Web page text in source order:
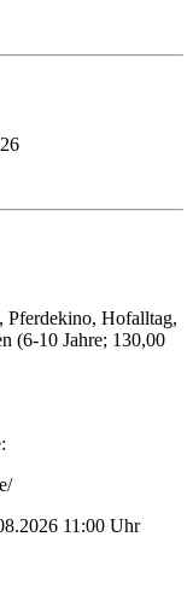
Pferdekino, Hofalltag,
(6-10 Jahre; 130,00
11:00 Uhr